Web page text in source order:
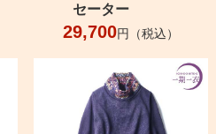
セーター
29,700円（税込）